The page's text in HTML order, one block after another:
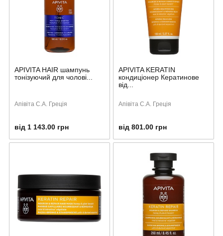
APIVITA HAIR шампунь
тонізуючий для чолові...
Апівіта С.А. Греція
від 1 143.00 грн
APIVITA KERATIN
кондиціонер Кератинове
від...
Апівіта С.А. Греція
від 801.00 грн